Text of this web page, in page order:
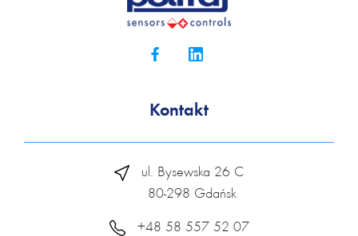
Kontakt
ul. Bysewska 26 C
80-298 Gdańsk
+48 58 557 52 07